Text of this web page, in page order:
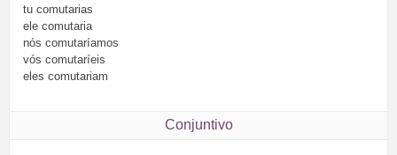
tu comutarias
ele comutaria
nós comutaríamos
vós comutaríeis
eles comutariam
Conjuntivo